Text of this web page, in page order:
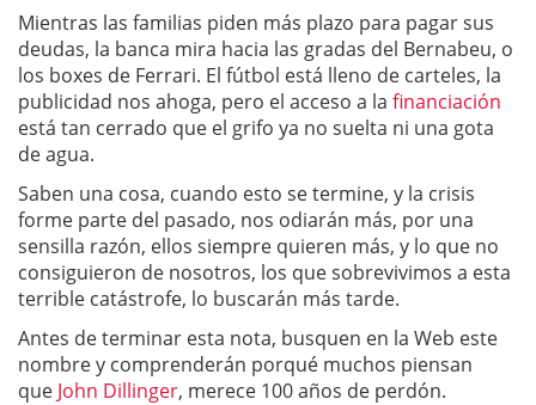
Mientras las familias piden más plazo para pagar sus
deudas, la banca mira hacia las gradas del Bernabeu, o
los boxes de Ferrari. El fútbol está lleno de carteles, la
publicidad nos ahoga, pero el acceso a la financiación
está tan cerrado que el grifo ya no suelta ni una gota
de agua.
Saben una cosa, cuando esto se termine, y la crisis
forme parte del pasado, nos odiarán más, por una
sensilla razón, ellos siempre quieren más, y lo que no
consiguieron de nosotros, los que sobrevivimos a esta
terrible catástrofe, lo buscarán más tarde.
Antes de terminar esta nota, busquen en la Web este
nombre y comprenderán porqué muchos piensan
que John Dillinger, merece 100 años de perdón.